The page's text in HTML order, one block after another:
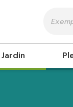
Jardin